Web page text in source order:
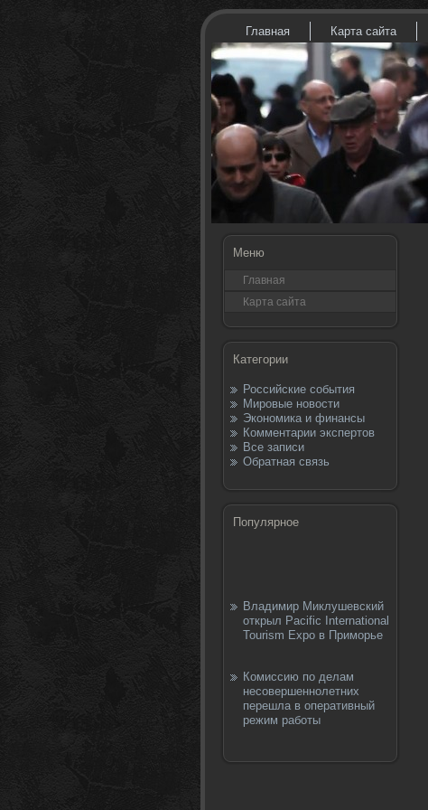
Главная Карта сайта
Меню
Главная
Карта сайта
Категории
Российские события
Мировые новости
Экономика и финансы
Комментарии экспертов
Все записи
Обратная связь
Популярное
Владимир Миклушевский
открыл Pacific International
Tourism Expo в Приморье
Комиссию по делам
несовершеннолетних
перешла в оперативный
режим работы